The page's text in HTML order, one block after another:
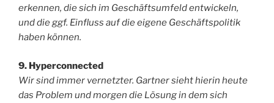
erkennen, die sich im Geschäftsumfeld entwickeln,
und die ggf. Einfluss auf die eigene Geschäftspolitik
haben können.
9. Hyperconnected
Wir sind immer vernetzter. Gartner sieht hierin heute
das Problem und morgen die Lösung in dem sich